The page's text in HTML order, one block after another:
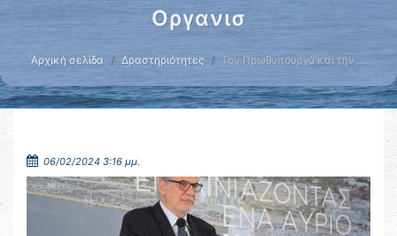
Οργανισ
Αρχική σελίδα Δραστηριότητες Τον Πρωθυπουργό και την …
06/02/2024 3:16 μμ.